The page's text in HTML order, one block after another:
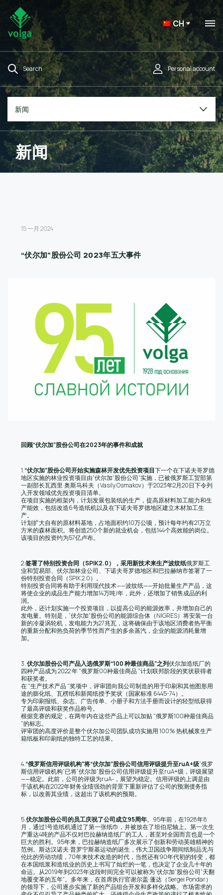
CH
Search Personal account
新闻
新闻
15 一月 2024
“伏尔加”股份公司 2023年五大事件
回顾“伏尔加”股份公司在2023年的事件和成就
1.“伏尔加”股份公司开始实施森林开发优先投资项目下一个在下诺夫哥罗德
地区实施的林业投资项目由“伏尔加”股份公司”实施，已被俄罗斯工贸部第
一副部长瓦西里·奥斯马科夫（Vasily Osmakov）于2023年2月20日下令列
入开发领域优先投资项目清单。
在项目实施的框架内，计划发展包装纸的生产，提高原材料加工能力和生
产能效，包括改造6号造纸机以及在下诺夫哥罗德地区建立木材加工生
产。
计划扩大自有的原材料基地，占地面积约10万公顷，预计每年约有21万立
方米的森林面积。将创造250个新的就业机会，包括144个高效能的岗位。
该项目的投资约为57亿卢布。
2.签署了特别投资合同（SPIK2.0），采用新技术来生产波纹纸俄罗斯工
业和贸易部、伏尔加林业公司、下诺夫哥罗德地区和巴拉赫纳市签署了一
份特别投资合同（SPIK 2.0）。
特别投资合同将有助于利用现代技术——波纹纸——开始批量生产产品，这
将使企业的成品生产能力增加14万吨/年，此外，还增加了销售成品的利
润。
此外，还计划实施一个投资项目，以提高公司的能源效率，并增加自己的
发电量。特别是，“伏尔加”股份公司的能源综合体（NIGRES）将安装一台
新的冷凝涡轮机，发电能力为27兆瓦，这将确保由于该地区消费者热平衡
的重新分配和热负荷的季节性而产生的多余蒸汽，企业的能源消耗量增
加。
3.伏尔加股份公司产品入选俄罗斯“100 种最佳商品”之列伏尔加造纸厂的
四种产品成为 2022 年 "俄罗斯00种最佳商品 "计划联邦阶段的奖状获得者
和获奖者。
在 "生产技术产品 "奖项中，评审团向我公司制造的用于印刷和其他图形用
途的膨化纸、瓦楞纸和新闻纸授予奖状（国家标准 6445-74）。
专为印刷报纸、杂志、广告传单、小册子和方法手册而设计的轻型纸获得
了最高评级和获奖作品称号。
根据竞赛的规定，在两年内在这些产品上可以加贴 "俄罗斯100种最佳商品
"的标志。
评审团的高度评价是整个伏尔加公司团队成功实施用 100% 热机械浆生产
箱纸板和印刷纸的独特工艺的结果。
4.“俄罗斯信用评级机构”将“伏尔加”股份公司信用评级提升至ruA+级“俄罗
斯信用评级机构”已将“伏尔加”股份公司信用评级提升至ruA+级，评级展望
——稳定。此前，公司的评级为ruA-，展望为稳定。信用评级的上调是由
于该机构在2022年财务业绩强劲的背景下重新评估了公司的预测债务指
标，以改善其业绩，这超出了该机构的预期。
5.伏尔加股份公司的员工庆祝了公司成立95周年。95年前，在1928年8
月，通过1号造纸机通过了第一张纸巾，并被放在了坦伯尼轴上。第一次生
产重达4吨的产品不仅对巴拉赫纳造纸厂的工人，甚至对全国而言也是一个
巨大的胜利。95年来，巴拉赫纳造纸厂多次展示了创新和劳动英雄精神的
范例。斯达汉诺夫·普罗宁斯基运动的诞生，伟大卫国战争期间纸制品无与
伦比的劳动功绩，70年来技术改造的时代，当然还有90年代初的转变，都
在本国纸浆和造纸业的历史上书写了灿烂的一笔，也决定了企业几十年的
命运。从2019年到2023年这段时间完全可以被称为“伏尔加”股份公司“天翻
地覆变革的五年”。多年来，在首席执行官谢尔盖·蓬达（Sergei Pondar）
的领导下，公司逐步实施了新的产品组合开发和多样化战略。市场需求的